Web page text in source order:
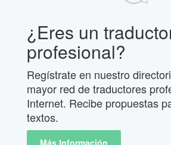
¿Eres un
profesional?
Regístrate en nuestro
mayor red de traductores
Internet. Recibe propuestas
textos.
Más Información